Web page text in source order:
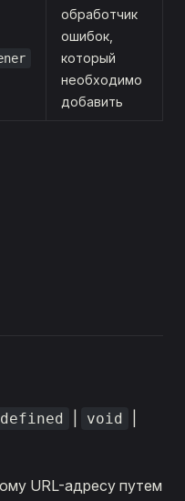
обработчик
ошибок,
который
необходимо
добавить
void
URL-адресу путем